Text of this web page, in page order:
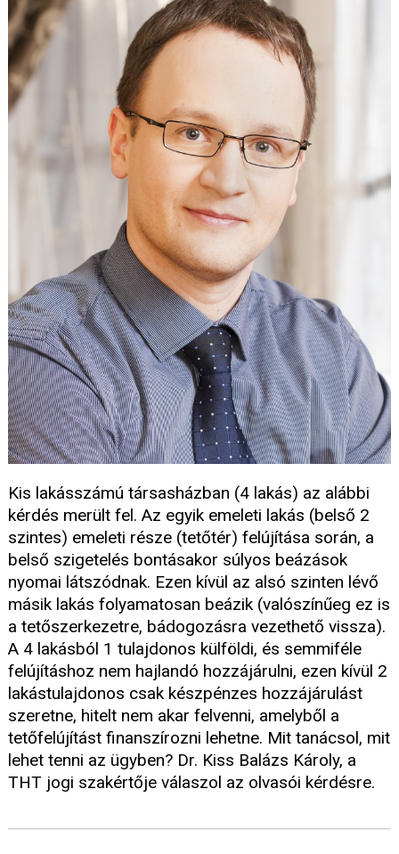
Kis lakásszámú társasházban (4 lakás) az alábbi
kérdés merült fel. Az egyik emeleti lakás (belső 2
szintes) emeleti része (tetőtér) felújítása során, a
belső szigetelés bontásakor súlyos beázások
nyomai látszódnak. Ezen kívül az alsó szinten lévő
másik lakás folyamatosan beázik (valószínűeg ez is
a tetőszerkezetre, bádogozásra vezethető vissza).
A 4 lakásból 1 tulajdonos külföldi, és semmiféle
felújításhoz nem hajlandó hozzájárulni, ezen kívül 2
lakástulajdonos csak készpénzes hozzájárulást
szeretne, hitelt nem akar felvenni, amelyből a
tetőfelújítást finanszírozni lehetne. Mit tanácsol, mit
lehet tenni az ügyben? Dr. Kiss Balázs Károly, a
THT jogi szakértője válaszol az olvasói kérdésre.